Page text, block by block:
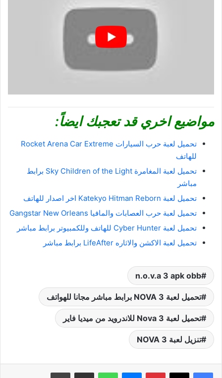
مواضيع اخري قد تعجبك ايضاً:
تحميل لعبة حرب السيارات Rocket Arena Car Extreme
للهاتف
تحميل لعبة المغامرة Sky Children of the Light‏ برابط
مباشر
تحميل لعبة Katekyo Hitman Reborn اخر اصدار للهاتف
تحميل لعبة حرب العصابات والمافيا Gangstar New Orleans
تحميل لعبة Cyber ​​Hunter للهاتف وللكمبيوتر برابط مباشر
تحميل لعبة الاكشن والاثاره LifeAfter‏ برابط مباشر
n.o.v.a 3 apk obb
تحميل لعبة NOVA 3 برابط مباشر مجانا للهواتف
تحميل لعبة Nova 3 للاندرويد من ميديا فاير
تنزيل لعبة NOVA 3
بينتيريست واتساب